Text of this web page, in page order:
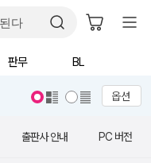
판무 BL
옵션
출판사 안내 PC 버전